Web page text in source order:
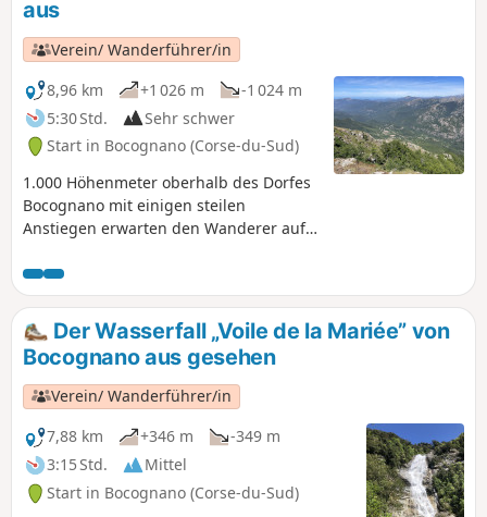
aus
Verein/ Wanderführer/in
8,96 km
+1 026 m
-1 024 m
5:30 Std.
Sehr schwer
Start in Bocognano (Corse-du-Sud)
1.000 Höhenmeter oberhalb des Dorfes
Bocognano mit einigen steilen
Anstiegen erwarten den Wanderer auf
anspruchsvoll, da häufig umgestürzte
Bäume die Route gelegentlich
verändern. Im letzten Drittel sind die
Markierungen spärlicher. Die
Verwendung von GPS und
Wanderstöcken wird dringend
empfohlen.
Der Wasserfall „Voile de la Mariée” von
Bocognano aus gesehen
Verein/ Wanderführer/in
7,88 km
+346 m
-349 m
3:15 Std.
Mittel
Start in Bocognano (Corse-du-Sud)